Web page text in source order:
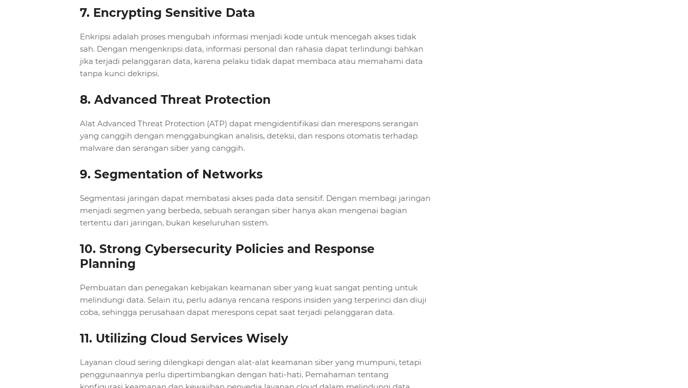
7. Encrypting Sensitive Data
Enkripsi adalah proses mengubah informasi menjadi kode untuk mencegah akses tidak
sah. Dengan mengenkripsi data, informasi personal dan rahasia dapat terlindungi bahkan
jika terjadi pelanggaran data, karena pelaku tidak dapat membaca atau memahami data
tanpa kunci dekripsi.
8. Advanced Threat Protection
Alat Advanced Threat Protection (ATP) dapat mengidentifikasi dan merespons serangan
yang canggih dengan menggabungkan analisis, deteksi, dan respons otomatis terhadap
malware dan serangan siber yang canggih.
9. Segmentation of Networks
Segmentasi jaringan dapat membatasi akses pada data sensitif. Dengan membagi jaringan
menjadi segmen yang berbeda, sebuah serangan siber hanya akan mengenai bagian
tertentu dari jaringan, bukan keseluruhan sistem.
10. Strong Cybersecurity Policies and Response
Planning
Pembuatan dan penegakan kebijakan keamanan siber yang kuat sangat penting untuk
melindungi data. Selain itu, perlu adanya rencana respons insiden yang terperinci dan diuji
coba, sehingga perusahaan dapat merespons cepat saat terjadi pelanggaran data.
11. Utilizing Cloud Services Wisely
Layanan cloud sering dilengkapi dengan alat-alat keamanan siber yang mumpuni, tetapi
penggunaannya perlu dipertimbangkan dengan hati-hati. Pemahaman tentang